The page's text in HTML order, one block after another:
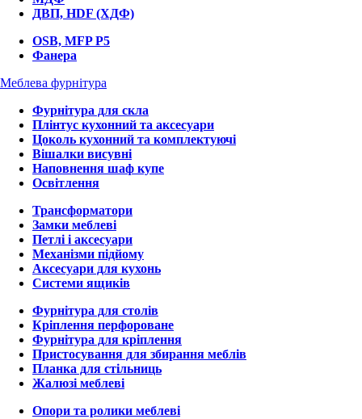
ДВП, HDF (ХДФ)
OSB, MFP P5
Фанера
Меблева фурнітура
Фурнітура для скла
Плінтус кухонний та аксесуари
Цоколь кухонний та комплектуючі
Вішалки висувні
Наповнення шаф купе
Освітлення
Трансформатори
Замки меблеві
Петлі і аксесуари
Механізми підйому
Аксесуари для кухонь
Системи ящиків
Фурнітура для столів
Кріплення перфороване
Фурнітура для кріплення
Пристосування для збирання меблів
Планка для стільниць
Жалюзі меблеві
Опори та ролики меблеві